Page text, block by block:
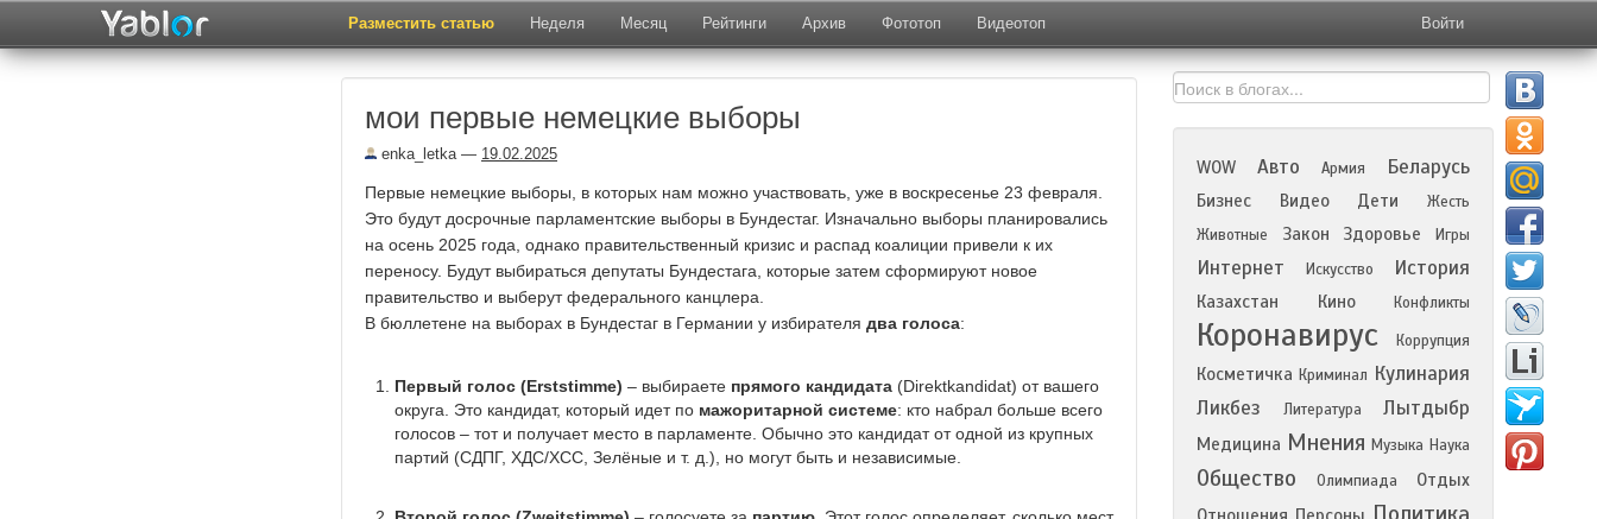
Разместить статью Неделя Месяц Рейтинги Архив Фототоп Видеотоп Войти
мои первые немецкие выборы
enka_letka— 19.02.2025
Первые немецкие выборы, в которых нам можно участвовать, уже в воскресенье 23 февраля.
Это будут досрочные парламентские выборы в Бундестаг. Изначально выборы планировались
на осень 2025 года, однако правительственный кризис и распад коалиции привели к их
переносу. Будут выбираться депутаты Бундестага, которые затем сформируют новое
правительство и выберут федерального канцлера.
В бюллетене на выборах в Бундестаг в Германии у избирателя два голоса:
Первый голос (Erststimme) – выбираете прямого кандидата (Direktkandidat) от вашего
округа. Это кандидат, который идет по мажоритарной системе: кто набрал больше всего
голосов – тот и получает место в парламенте. Обычно это кандидат от одной из крупных
партий (СДПГ, ХДС/ХСС, Зелёные и т. д.), но могут быть и независимые.
WOW Авто Армия Беларусь
Бизнес Видео Дети
Жесть
Животные
Закон Здоровье Игры
Интернет Искусство История
Казахстан Кино Конфликты
Коронавирус Коррупция
Косметичка Криминал Кулинария
Ликбез
Литература Лытдыбр
Медицина Мнения Музыка Наука
Общество Олимпиада
Отдых